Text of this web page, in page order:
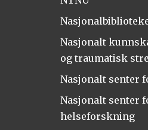
Nasjonalt
og traumatisk
Nasjonalt senter
Nasjonalt senter
helseforskning